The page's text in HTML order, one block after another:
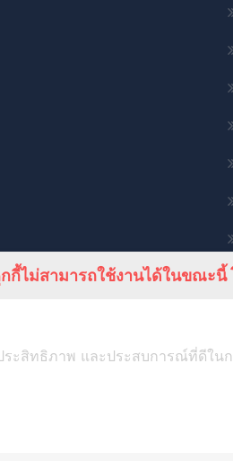
Cookie จากคุณหน่อยได้มั้ย ? เพื่อที่เรา
กับใจคุณมากขึ้นในวันหน้า (ถ้ามีโอกาส)
กี้ไม่สามารถใช้งานได้ในขณะนี้
ระสิทธิภาพ และประสบการณ์ที่ดีใ